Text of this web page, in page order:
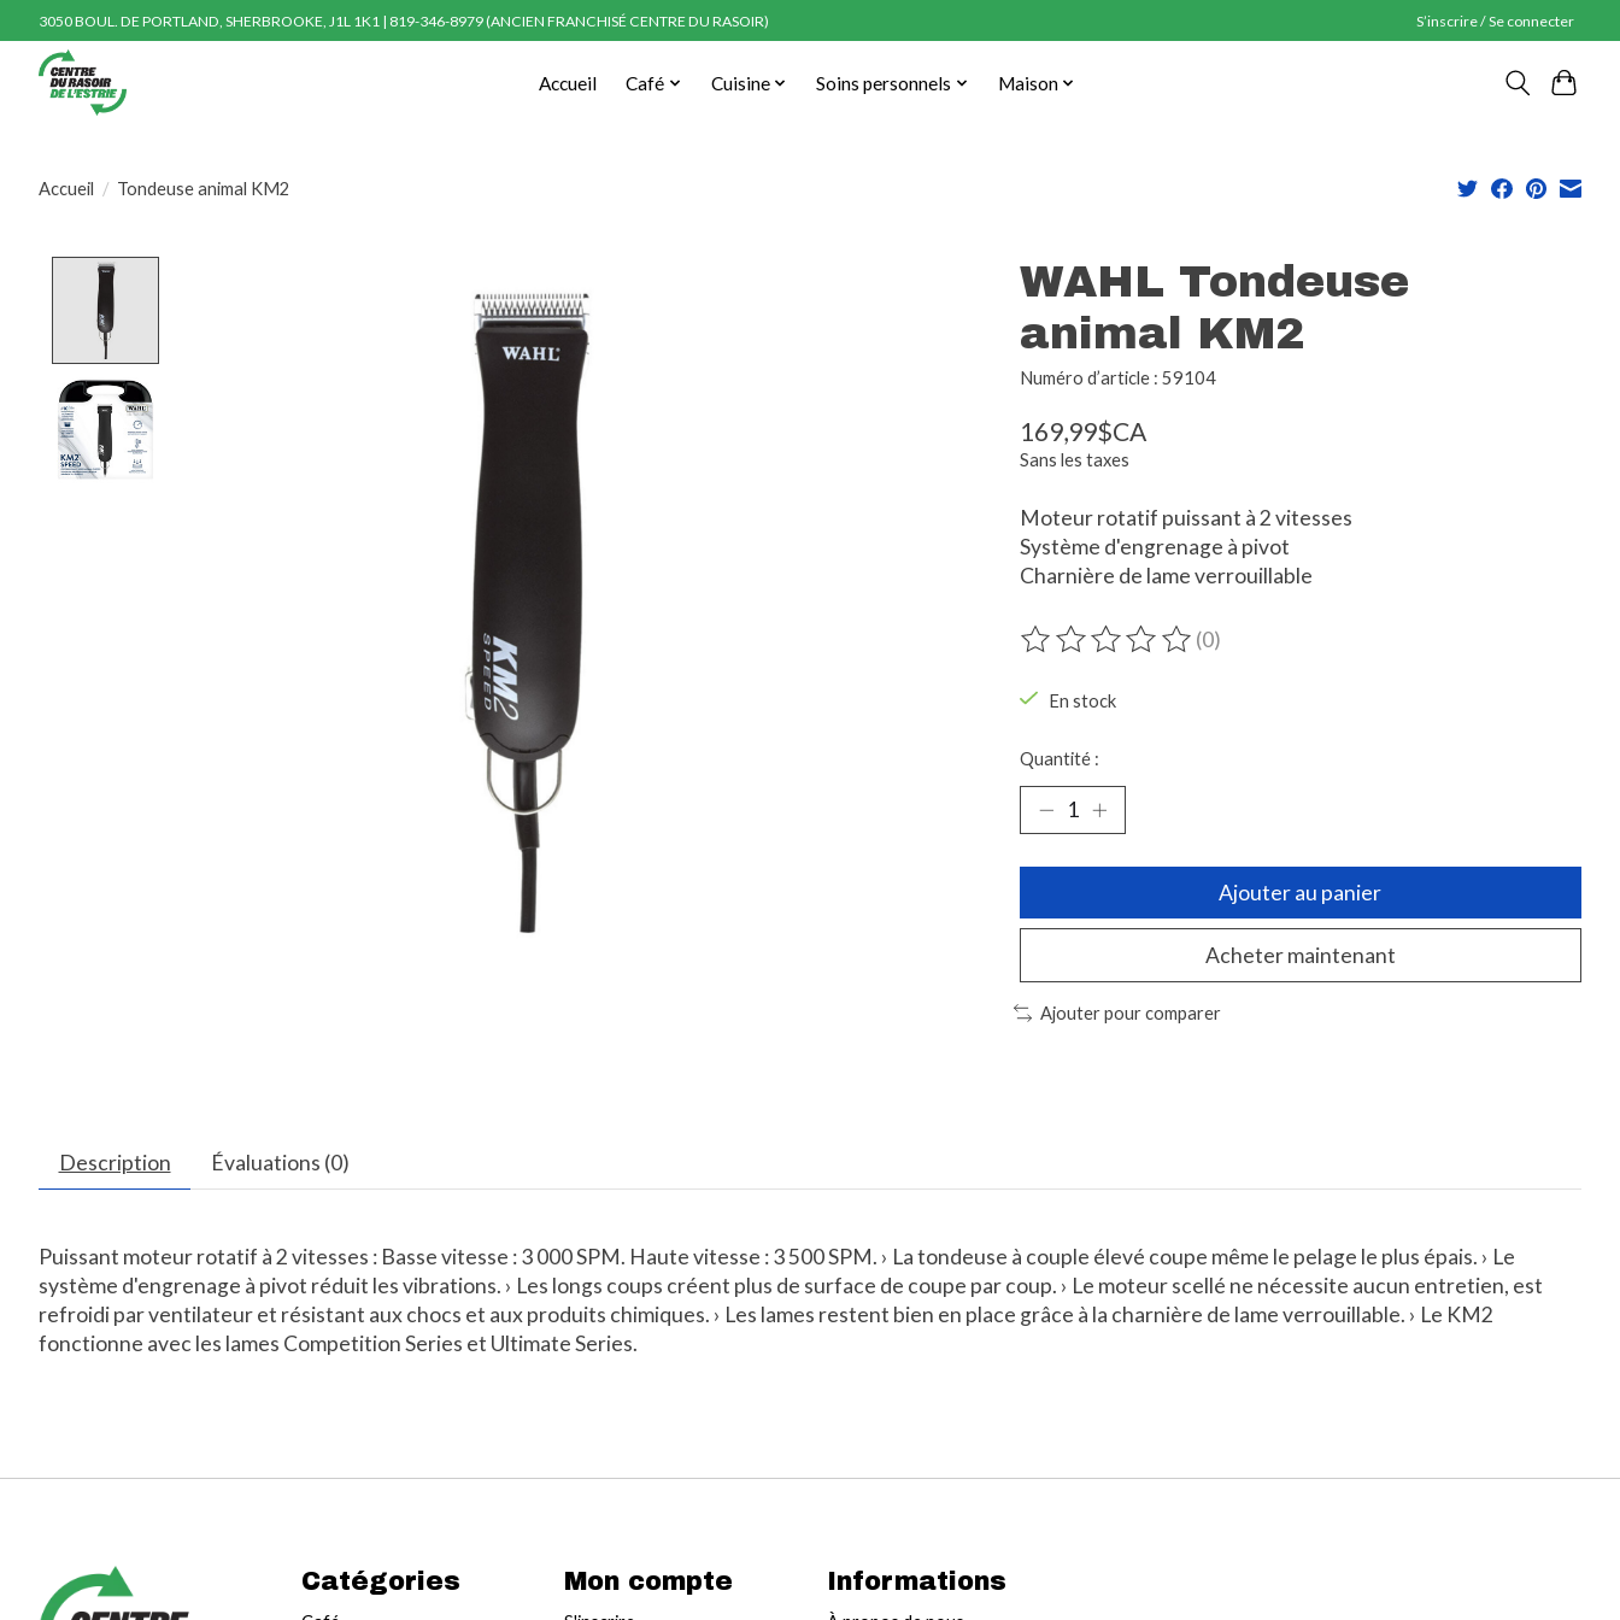
3050 BOUL. DE PORTLAND, SHERBROOKE, J1L 1K1 | 819-346-8979 (ANCIEN FRANCHISÉ CENTRE DU RASOIR) S’inscrire / Se connecter
Accueil Café Cuisine Soins personnels Maison
Accueil / Tondeuse animal KM2
WAHL Tondeuse
animal KM2
Numéro d’article : 59104
169,99$CA
Sans les taxes
Moteur rotatif puissant à 2 vitesses
Système d'engrenage à pivot
Charnière de lame verrouillable
Ce produit est évalué à
(0)
En stock
Quantité :
Ajouter au panier
Acheter maintenant
Ajouter pour comparer
Description Évaluations (0)
Puissant moteur rotatif à 2 vitesses : Basse vitesse : 3 000 SPM. Haute vitesse : 3 500 SPM. › La tondeuse à couple élevé coupe même le pelage le plus épais. › Le
système d'engrenage à pivot réduit les vibrations. › Les longs coups créent plus de surface de coupe par coup. › Le moteur scellé ne nécessite aucun entretien, est
refroidi par ventilateur et résistant aux chocs et aux produits chimiques. › Les lames restent bien en place grâce à la charnière de lame verrouillable. › Le KM2
fonctionne avec les lames Competition Series et Ultimate Series.
Catégories Mon compte Informations